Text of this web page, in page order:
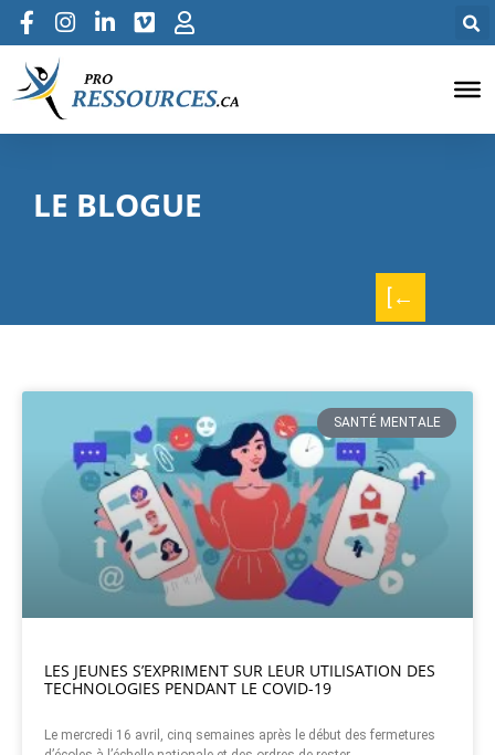
LE BLOGUE
[←
SANTÉ MENTALE
LES JEUNES S’EXPRIMENT SUR LEUR UTILISATION DES
TECHNOLOGIES PENDANT LE COVID-19
Le mercredi 16 avril, cinq semaines après le début des fermetures